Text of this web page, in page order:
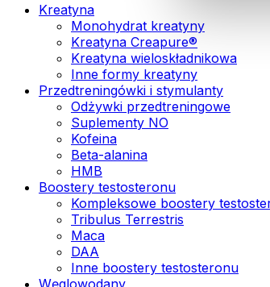
Kreatyna
Monohydrat kreatyny
Kreatyna Creapure®
Kreatyna wieloskładnikowa
Inne formy kreatyny
Przedtreningówki i stymulanty
Odżywki przedtreningowe
Suplementy NO
Kofeina
Beta-alanina
HMB
Boostery testosteronu
Kompleksowe boostery
Tribulus Terrestris
Maca
DAA
Inne boostery testosteronu
Węglowodany